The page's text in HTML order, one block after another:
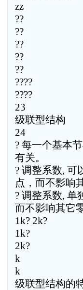
zz
??
??
??
??
??
????
????
23
级联型结构
24
? 每一个基本
有关。
? 调整系数, 可
点，而不影响
? 调整系数, 单
而不影响其它
1k? 2k?
1k?
2k?
k
k
级联型结构的